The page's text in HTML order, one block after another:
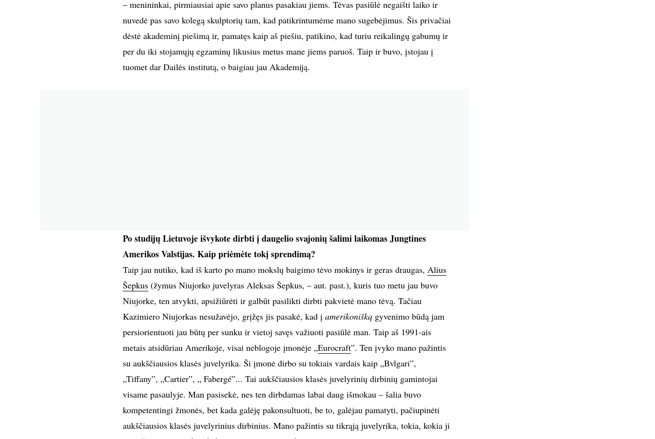
– menininkai, pirmiausiai apie savo planus pasakiau jiems. Tėvas pasiūlė negaišti laiko ir
nuvedė pas savo kolegą skulptorių tam, kad patikrintumėme mano sugebėjimus. Šis privačiai
dėstė akademinį piešimą ir, pamatęs kaip aš piešiu, patikino, kad turiu reikalingų gabumų ir
per du iki stojamųjų egzaminų likusius metus mane jiems paruoš. Taip ir buvo, įstojau į
tuomet dar Dailės institutą, o baigiau jau Akademiją.
Po studijų Lietuvoje išvykote dirbti į daugelio svajonių šalimi laikomas Jungtines
Amerikos Valstijas. Kaip priėmėte tokį sprendimą?
Taip jau nutiko, kad iš karto po mano mokslų baigimo tėvo mokinys ir geras draugas, Alius
Šepkus(žymus Niujorko juvelyras Aleksas Šepkus, – aut. past.), kuris tuo metu jau buvo
Niujorke, ten atvykti, apsižiūrėti ir galbūt pasilikti dirbti pakvietė mano tėvą. Tačiau
Kazimiero Niujorkas nesužavėjo, grįžęs jis pasakė, kad į amerikoniškągyvenimo būdą jam
persiorientuoti jau būtų per sunku ir vietoj savęs važiuoti pasiūlė man. Taip aš 1991-ais
metais atsidūriau Amerikoje, visai neblogoje įmonėje „Eurocraft”. Ten įvyko mano pažintis
su aukščiausios klasės juvelyrika. Ši įmonė dirbo su tokiais vardais kaip „Bvlgari”,
„Tiffany”, „Cartier”, „ Fabergé”... Tai aukščiausios klasės juvelyrinių dirbinių gamintojai
visame pasaulyje. Man pasisekė, nes ten dirbdamas labai daug išmokau – šalia buvo
kompetentingi žmonės, bet kada galėję pakonsultuoti, be to, galėjau pamatyti, pačiupinėti
aukščiausios klasės juvelyrinius dirbinius. Mano pažintis su tikrąją juvelyrika, tokia, kokia ji